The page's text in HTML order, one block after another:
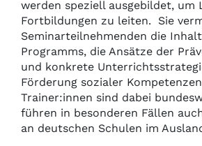
werden speziell ausgebildet, um
Fortbildungen zu leiten. Sie
Seminarteilnehmenden die
Programms, die Ansätze der
und konkrete
Förderung sozialer
Trainer:innen sind dabei
führen in besonderen Fällen
an deutschen Schulen im